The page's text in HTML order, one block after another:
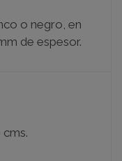
o negro, en
de espesor.